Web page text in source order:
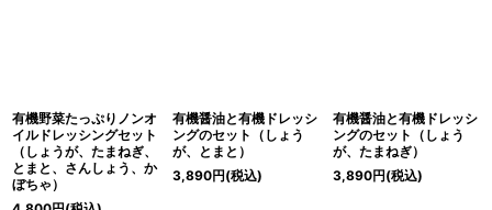
有機野菜たっぷりノンオ
イルドレッシングセット
（しょうが、たまねぎ、
とまと、さんしょう、か
ぼちゃ）
有機醤油と有機ドレッシ
ングのセット（しょう
が、とまと）
3,890円(税込)
有機醤油と有機ドレッシ
ングのセット（しょう
が、たまねぎ）
3,890円(税込)